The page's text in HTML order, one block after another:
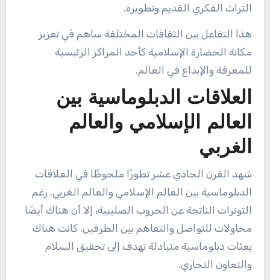
التراث الفكري القديم وتطويره.
هذا التفاعل بين الثقافات المختلفة ساهم في تعزيز
مكانة الحضارة الإسلامية كأحد المراكز الرئيسية
للمعرفة والإبداع في العالم.
العلاقات الدبلوماسية بين
العالم الإسلامي والعالم
الغربي
شهد القرن الحادي عشر تطورًا ملحوظًا في العلاقات
الدبلوماسية بين العالم الإسلامي والعالم الغربي. رغم
التوترات الناتجة عن الحروب الصليبية، إلا أن هناك أيضًا
محاولات للتواصل والتفاهم بين الطرفين. كانت هناك
بعثات دبلوماسية متبادلة تهدف إلى تحقيق السلام
والتعاون التجاري.